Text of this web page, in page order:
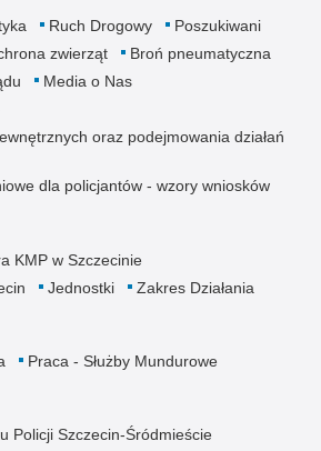
Ruch Drogowy
Poszukiwani
zwierząt
Broń pneumatyczna
Media o Nas
oraz podejmowania działań
dla policjantów - wzory wniosków
KMP w Szczecinie
Jednostki Zakres Działania
Praca - Służby Mundurowe
Policji Szczecin-Śródmieście